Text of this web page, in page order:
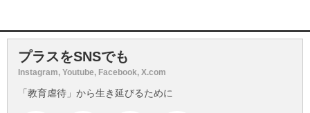
プラスをSNSでも
Instagram, Youtube, Facebook, X.com
「教育虐待」から生き延びるために